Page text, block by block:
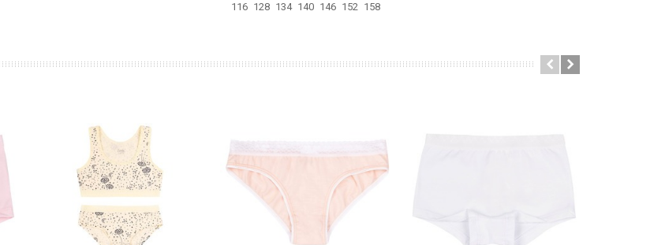
116 128 134 140 146 152 158